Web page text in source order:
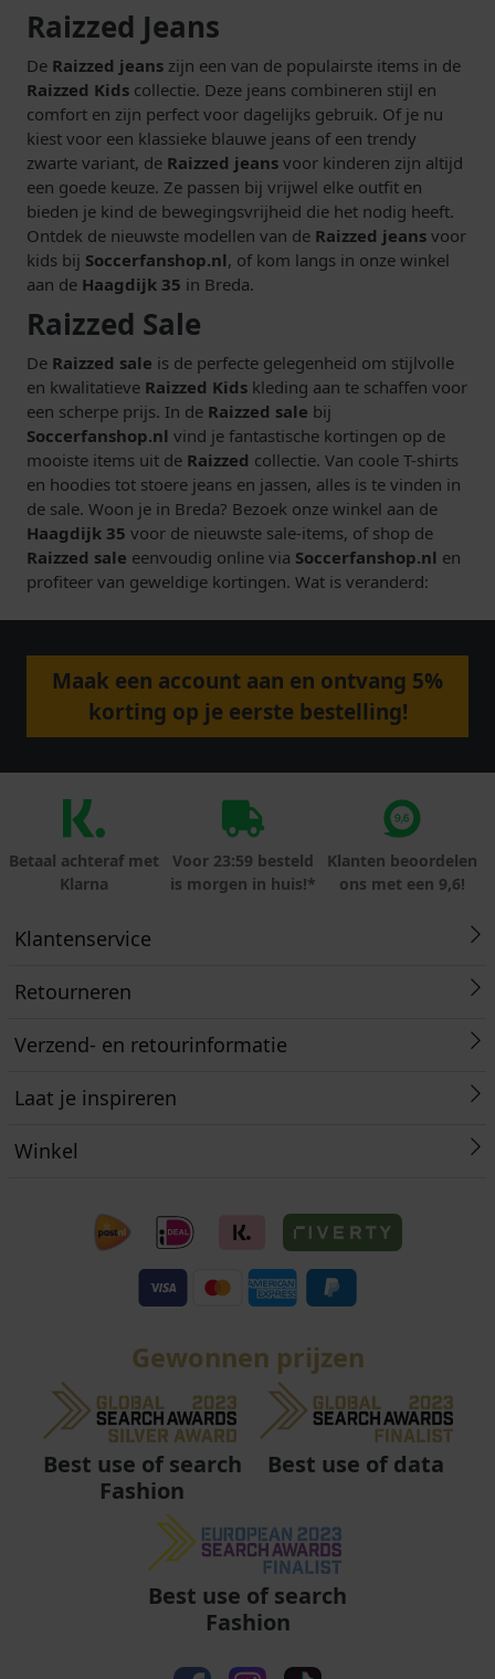
Raizzed Jeans
De Raizzed jeans zijn een van de populairste items in de
Raizzed Kids collectie. Deze jeans combineren stijl en
comfort en zijn perfect voor dagelijks gebruik. Of je nu
kiest voor een klassieke blauwe jeans of een trendy
zwarte variant, de Raizzed jeans voor kinderen zijn altijd
een goede keuze. Ze passen bij vrijwel elke outfit en
bieden je kind de bewegingsvrijheid die het nodig heeft.
Ontdek de nieuwste modellen van de Raizzed jeans voor
kids bij Soccerfanshop.nl, of kom langs in onze winkel
aan de Haagdijk 35 in Breda.
Raizzed Sale
De Raizzed sale is de perfecte gelegenheid om stijlvolle
en kwalitatieve Raizzed Kids kleding aan te schaffen voor
een scherpe prijs. In de Raizzed sale bij
Soccerfanshop.nl vind je fantastische kortingen op de
mooiste items uit de Raizzed collectie. Van coole T-shirts
en hoodies tot stoere jeans en jassen, alles is te vinden in
de sale. Woon je in Breda? Bezoek onze winkel aan de
Haagdijk 35 voor de nieuwste sale-items, of shop de
Raizzed sale eenvoudig online via Soccerfanshop.nl en
profiteer van geweldige kortingen. Wat is veranderd:
Maak een account aan en ontvang 5%
korting op je eerste bestelling!
Betaal achteraf met
Klarna
Voor 23:59 besteld
is morgen in huis!*
Klanten beoordelen
ons met een 9,6!
Klantenservice
Retourneren
Verzend- en retourinformatie
Laat je inspireren
Winkel
Gewonnen prijzen
Best use of search
Fashion
Best use of data
Best use of search
Fashion